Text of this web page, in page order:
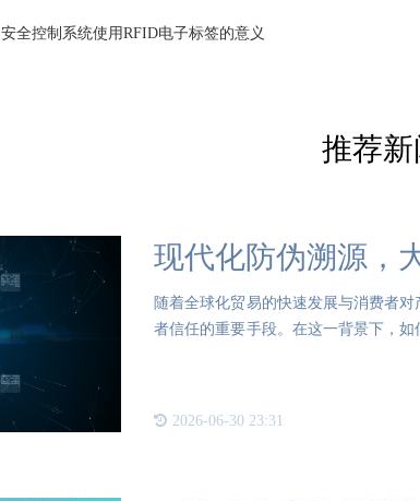
安全控制系统使用RFID电子标签的意义
推荐新
现代化防伪溯源，
随着全球化贸易的快速发展与消费者
者信任的重要手段。在这一背景下，
2026-06-30 23:31